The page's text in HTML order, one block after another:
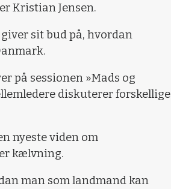
Kristian Jensen.
sit bud på, hvordan
på sessionen »Mads og
diskuterer forskellige
nyeste viden om
kælvning.
man som landmand kan